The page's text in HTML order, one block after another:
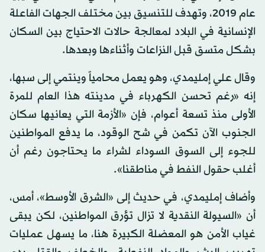
عام 2019، وتهدف للتنسيق بين مختلف الجهات الفاعلة
الإنسانية في البلاد لمعالجة حالات الاحتياج بين السكان
بشكل متسق قبل النزاعات وأثناءها وبعدها.
وقال علي إمليمدي، وهو يعمل محامياً وينتمي إلى سبها،
إنه «رغم تحسن الكهرباء في مدينته هذا العام للمرة
الأولى منذ تسعة أعوام، فإن «الأزمة التي يعانيها سكان
الجنوب الآن تكمن في شح الوقود، ما يدفع المواطنين
للجوء إلى السوق السوداء لشراء ما يحتاجون رغم أن
أغلب حقول النفط في مناطقنا».
وأضاف إمليمدي، في حديث إلى «الشرق الأوسط»، أمس،
أن «السيولة النقدية لا تزال تؤرق المواطنين، لكن يبقى
غياب الأمن هو المعضلة الكبيرة هنا، ما يسهل عمليات